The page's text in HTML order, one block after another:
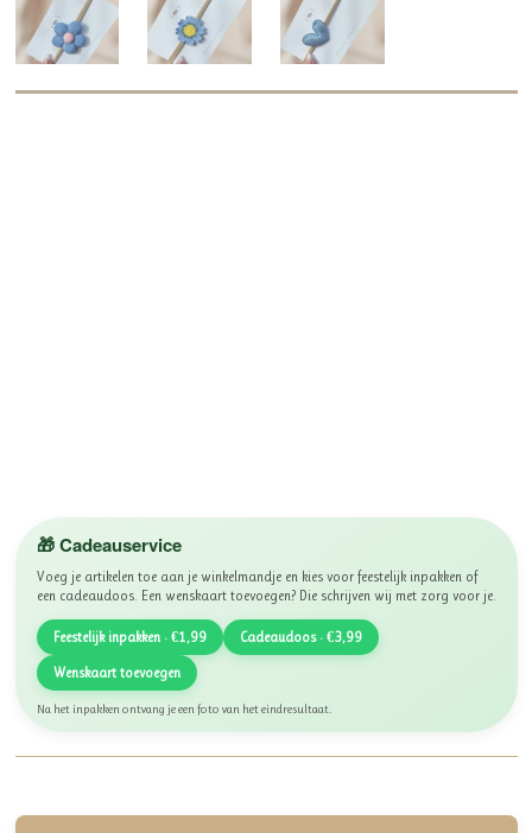
🎁 Cadeauservice
Voeg je artikelen toe aan je winkelmandje en kies voor feestelijk inpakken of
een cadeaudoos. Een wenskaart toevoegen? Die schrijven wij met zorg voor je.
Feestelijk inpakken · €1,99 Cadeaudoos · €3,99
Wenskaart toevoegen
Na het inpakken ontvang je een foto van het eindresultaat.